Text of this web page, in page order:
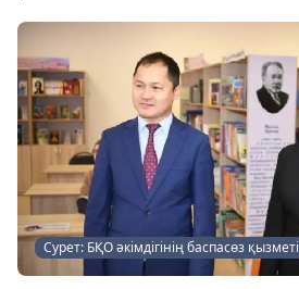
Сурет: БҚО әкімдігінің баспасөз қызметі